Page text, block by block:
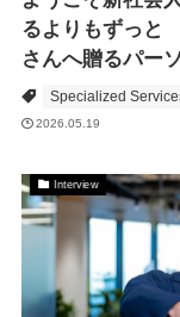
るよりもずっと
さんへ贈るパー
Specialized
2026.05.19
Interview